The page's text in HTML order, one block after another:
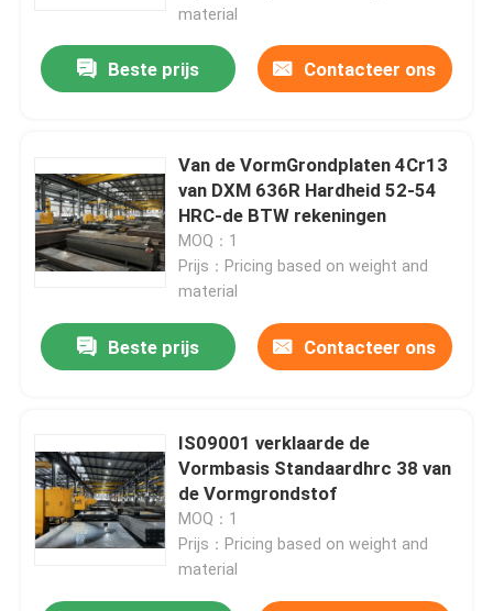
Producten
Over ons
Fabrieksreis
Kwaliteitscontrole
Plastic Vormbasis
Standaardvormbasis
De Basissen van de douanevorm
material
Beste prijs Contacteer ons
Van de VormGrondplaten 4Cr13
van DXM 636R Hardheid 52-54
HRC-de BTW rekeningen
MOQ：1
Prijs：Pricing based on weight and
material
Beste prijs Contacteer ons
IS09001 verklaarde de
Vormbasis Standaardhrc 38 van
de Vormgrondstof
MOQ：1
Prijs：Pricing based on weight and
material